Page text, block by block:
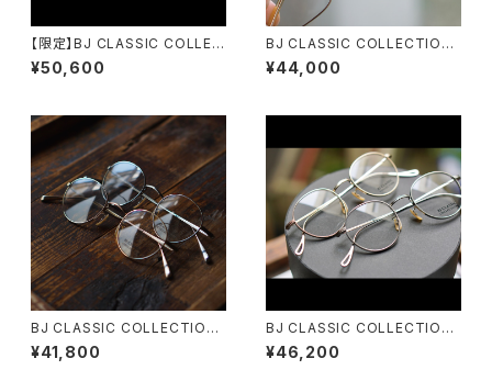
【限定】BJ CLASSIC COLLEC
TION PREM-114WRNLNT レ
ザータイプ塗装 スーペリアルー
¥50,600
BJ CLASSIC COLLECTION
PREM-149ET ツーブリッジ ダ
ブルブリッジ BJクラシック
¥44,000
BJ CLASSIC COLLECTION
PREM-114BNT ボストン BJク
ラシック
¥41,800
BJ CLASSIC COLLECTION
PREM-143DT BJクラシック
彫金 丸メガネ
¥46,200